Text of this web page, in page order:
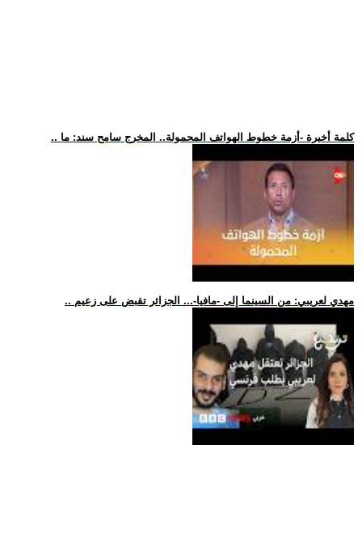
.. كلمة أخيرة -أزمة خطوط الهواتف المحمولة.. المخرج سامح سند: ما
.. مهدي لعريبي: من السينما إلى -مافيا-... الجزائر تقبض على زعيم